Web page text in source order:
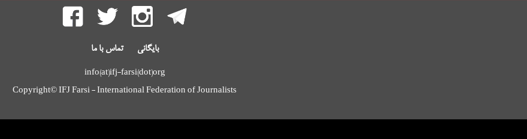
بایگانی تماس با ما
info(at)ifj-farsi(dot)org
Copyright© IFJ Farsi - International Federation of Journalists